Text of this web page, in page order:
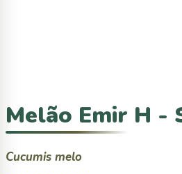
Melão Emir H -
Cucumis melo